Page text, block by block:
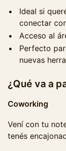
Ideal si
conectar
Acceso al
Perfecto
nuevas
¿Qué va a
Coworking
Vení con tu
tenés